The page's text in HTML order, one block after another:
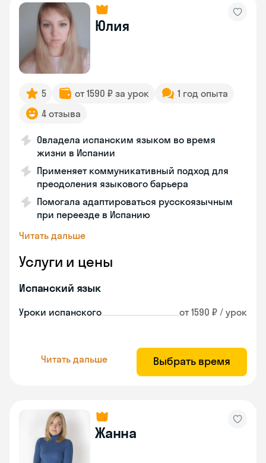
Юлия
5 от 1590 ₽ за урок
1 год опыта
4 отзыва
Овладела испанским языком во время
жизни в Испании
Применяет коммуникативный подход для
преодоления языкового барьера
Помогала адаптироваться русскоязычным
при переезде в Испанию
Читать дальше
Услуги и цены
Испанский язык
Уроки испанского от 1590 ₽ / урок
Читать дальше Выбрать время
Жанна